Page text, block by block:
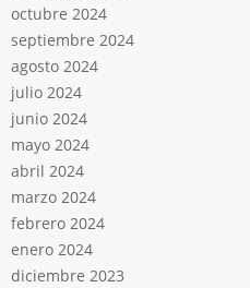
octubre 2024
septiembre 2024
agosto 2024
julio 2024
junio 2024
mayo 2024
abril 2024
marzo 2024
febrero 2024
enero 2024
diciembre 2023